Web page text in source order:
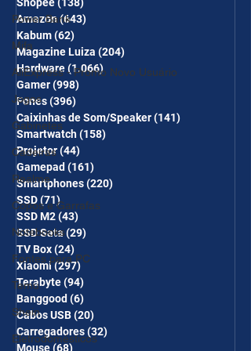
Power Bank
Mifa
AliExpress - Promo Novo Usuário
Jogos
Gabinetes
Cadeiras
Realme
Copos e Garrafas
Notebooks
Fontes para PC
Temu
Shein
Eletrodomésticos
Shopee(138)
Amazon(643)
Kabum(62)
Magazine Luiza (204)
Hardware(1.066)1.066 posts
Gamer(998)
Fones(396)
Caixinhas de Som/Speaker(141)
Smartwatch(158)
Projetor(44)
Gamepad (161)
Smartphones(220)
SSD(71)71 posts
SSD M2(43)
SSD Sata(29)
TV Box(24)
Xiaomi(297) 297 posts
Terabyte(94)
Banggood (6)
Cabos USB(20)
Carregadores(32)
Mouse(68)